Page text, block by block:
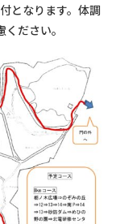
となります。体調
ださい。